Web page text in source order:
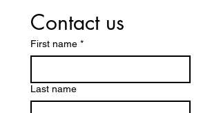
Contact us
First name *
Last name